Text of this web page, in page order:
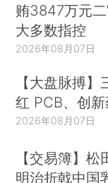
贿3847万元
大多数指控
2026年08月07日
【大盘脉搏
红 PCB、创
2026年08月07日
【交易簿】
明治折戟中国